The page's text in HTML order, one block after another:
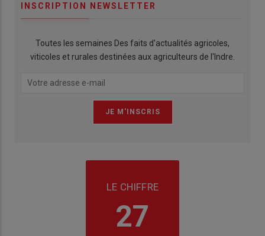
INSCRIPTION NEWSLETTER
Toutes les semaines Des faits d'actualités agricoles,
viticoles et rurales destinées aux agriculteurs de l'Indre.
LE CHIFFRE
27